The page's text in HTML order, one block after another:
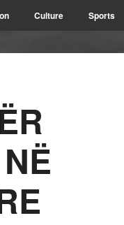
Culture Sports